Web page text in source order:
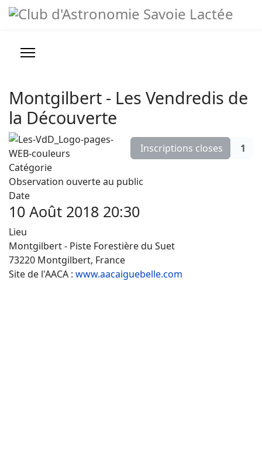
contacter
Astuces et Liens
Montgilbert - Les Vendredis de
la Découverte
Inscriptions closes
1
Catégorie
Observation ouverte au public
Date
10 Août 2018 20:30
Lieu
Montgilbert - Piste Forestière du Suet
73220 Montgilbert, France
Site de l'AACA : www.aacaiguebelle.com
précédente
précédent
suivante
suivant